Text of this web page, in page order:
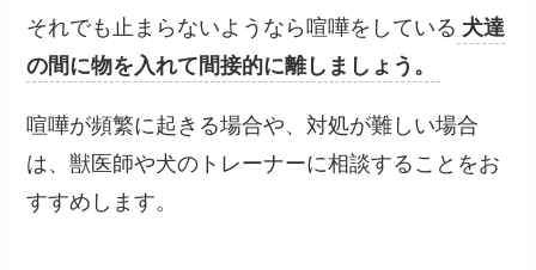
それでも止まらないようなら喧嘩をしている 犬達
の間に物を入れて間接的に離しましょう。
喧嘩が頻繁に起きる場合や、対処が難しい場合
は、獣医師や犬のトレーナーに相談することをお
すすめします。